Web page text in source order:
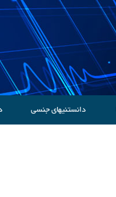
دانستنیهای جنسی